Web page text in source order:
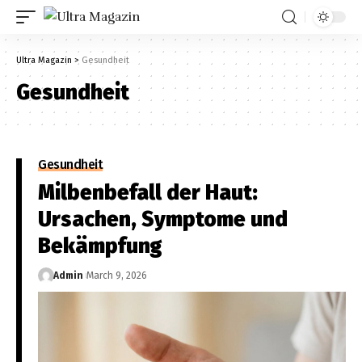
Ultra Magazin > Gesundheit
Gesundheit
Gesundheit
Milbenbefall der Haut:
Ursachen, Symptome und
Bekämpfung
Admin March 9, 2026